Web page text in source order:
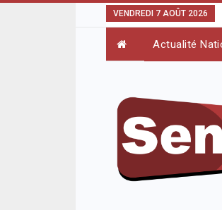
VENDREDI 7 AOÛT 2026
Actualité